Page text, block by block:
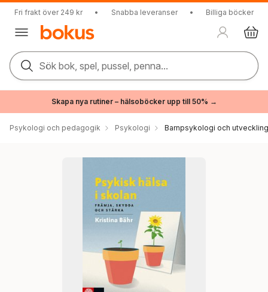
Fri frakt över 249 kr • Snabba leveranser • Billiga böcker
Sök bok, spel, pussel, penna...
Skapa nya rutiner – hälsoböcker upp till 50% →
Psykologi och pedagogik Psykologi Barnpsykologi och